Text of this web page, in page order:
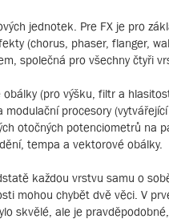
jednotek. Pre FX je pro
(chorus, phaser, flanger,
společná pro všechny čtyři
(pro výšku, filtr a
modulační procesory
otočných potenciometrů na
tempa a vektorové obálky.
každou vrstvu samu o
mohou chybět dvě věci. V
skvělé, ale je